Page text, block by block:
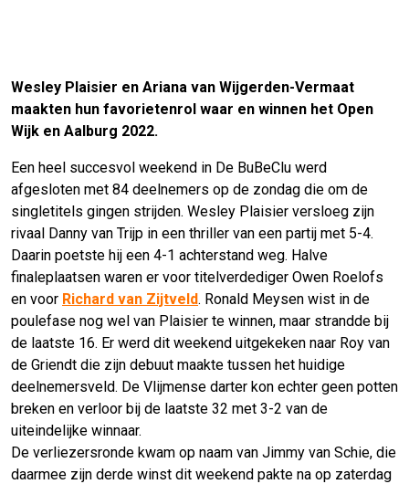
Wesley Plaisier en Ariana van Wijgerden-Vermaat
maakten hun favorietenrol waar en winnen het Open
Wijk en Aalburg 2022.
Een heel succesvol weekend in De BuBeClu werd
afgesloten met 84 deelnemers op de zondag die om de
singletitels gingen strijden. Wesley Plaisier versloeg zijn
rivaal Danny van Trijp in een thriller van een partij met 5-4.
Daarin poetste hij een 4-1 achterstand weg. Halve
finaleplaatsen waren er voor titelverdediger Owen Roelofs
en voor Richard van Zijtveld. Ronald Meysen wist in de
poulefase nog wel van Plaisier te winnen, maar strandde bij
de laatste 16. Er werd dit weekend uitgekeken naar Roy van
de Griendt die zijn debuut maakte tussen het huidige
deelnemersveld. De Vlijmense darter kon echter geen potten
breken en verloor bij de laatste 32 met 3-2 van de
uiteindelijke winnaar.
De verliezersronde kwam op naam van Jimmy van Schie, die
daarmee zijn derde winst dit weekend pakte na op zaterdag